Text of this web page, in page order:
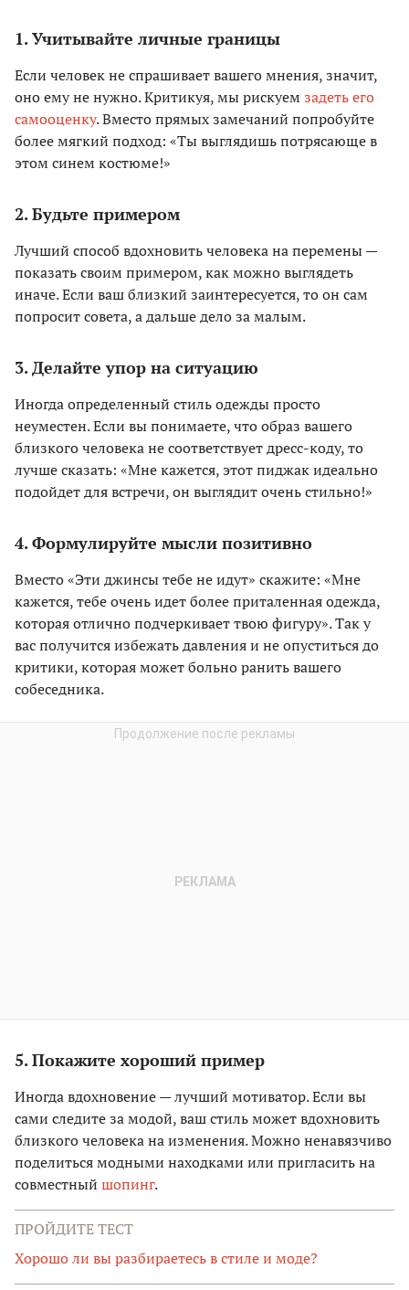
1. Учитывайте личные границы
Если человек не спрашивает вашего мнения, значит,
оно ему не нужно. Критикуя, мы рискуемзадеть его
самооценку. Вместо прямых замечаний попробуйте
более мягкий подход: «Ты выглядишь потрясающе в
этом синем костюме!»
2. Будьте примером
Лучший способ вдохновить человека на перемены —
показать своим примером, как можно выглядеть
иначе. Если ваш близкий заинтересуется, то он сам
попросит совета, а дальше дело за малым.
3. Делайте упор на ситуацию
Иногда определенный стиль одежды просто
неуместен. Если вы понимаете, что образ вашего
близкого человека не соответствует дресс-коду, то
лучше сказать: «Мне кажется, этот пиджак идеально
подойдет для встречи, он выглядит очень стильно!»
4. Формулируйте мысли позитивно
Вместо «Эти джинсы тебе не идут» скажите: «Мне
кажется, тебе очень идет более приталенная одежда,
которая отлично подчеркивает твою фигуру». Так у
вас получится избежать давления и не опуститься до
критики, которая может больно ранить вашего
собеседника.
5. Покажите хороший пример
Иногда вдохновение — лучший мотиватор. Если вы
сами следите за модой, ваш стиль может вдохновить
близкого человека на изменения. Можно ненавязчиво
поделиться модными находками или пригласить на
совместный шопинг.
ПРОЙДИТЕ ТЕСТ
Хорошо ли вы разбираетесь в стиле и моде?